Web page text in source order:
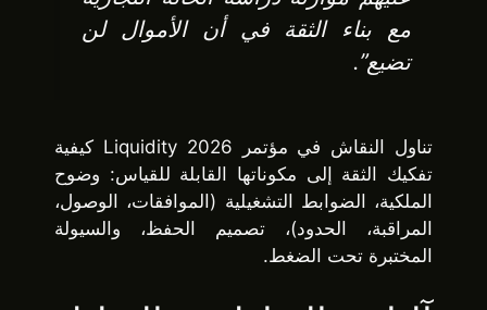
مع بناء الثقة في أن الأموال لن
تضيع”.
تناول النقاش في مؤتمر Liquidity 2026 كيفية
تفكيك الثقة إلى مكوناتها القابلة للقياس: وضوح
الملكية، الضوابط التشغيلية (الموافقات، الوصول،
المراقبة، الحدود)، تصميم الحفظ، والسيولة
المختبرة تحت الضغط.